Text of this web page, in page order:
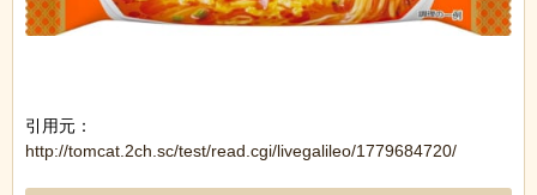
引用元：
http://tomcat.2ch.sc/test/read.cgi/livegalileo/1779684720/